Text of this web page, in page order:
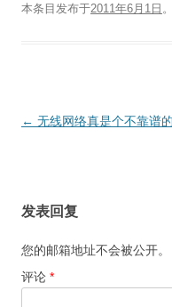
本条目发布于2011年6月1日
文
← 无线网络真是个不靠谱
发表回复
您的邮箱地址不会被公开。
评论 *